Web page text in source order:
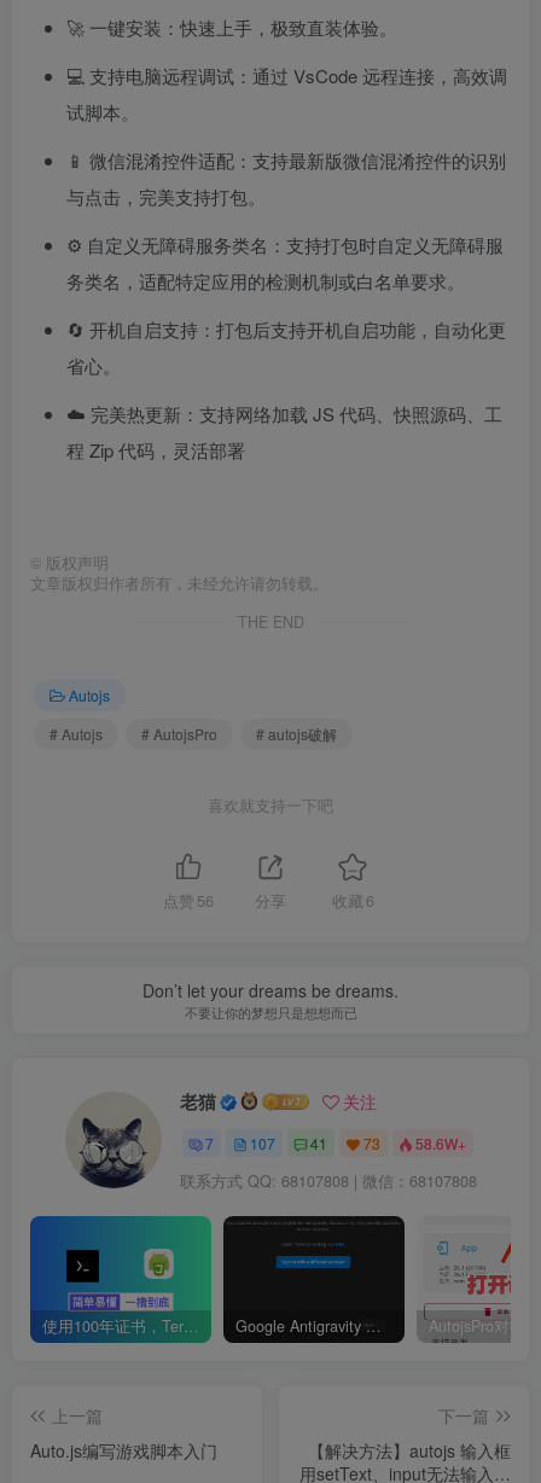
🚀 一键安装：快速上手，极致直装体验。
💻 支持电脑远程调试：通过 VsCode 远程连接，高效调
试脚本。
📱 微信混淆控件适配：支持最新版微信混淆控件的识别
与点击，完美支持打包。
⚙️ 自定义无障碍服务类名：支持打包时自定义无障碍服
务类名，适配特定应用的检测机制或白名单要求。
🔄 开机自启支持：打包后支持开机自启功能，自动化更
省心。
☁️ 完美热更新：支持网络加载 JS 代码、快照源码、工
程 Zip 代码，灵活部署
© 版权声明
文章版权归作者所有，未经允许请勿转载。
THE END
Autojs
# Autojs
# AutojsPro # autojs破解
喜欢就支持一下吧
点赞 56 分享 收藏 6
Don’t let your dreams be dreams.
不要让你的梦想只是想想而已
老猫 关注
7 107 41 73 58.6W+
联系方式 QQ: 68107808 | 微信：68107808
使用100年证书，Termux部署本地Autojs验证服务器 Google Antigravity 账户不符合资格的原因及解决方案
上一篇
Auto.js编写游戏脚本入门
下一篇
【解决方法】autojs 输入框
用setText、input无法输入进